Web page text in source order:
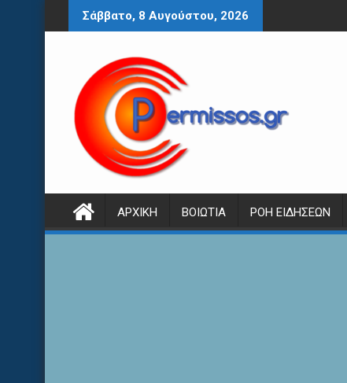
Περάστε
στο
Σάββατο, 8 Αυγούστου, 2026
ΑΡΧΙΚΉ ΒΟΙΩΤΊΑ ΡΟΉ ΕΙΔΉΣΕΩΝ